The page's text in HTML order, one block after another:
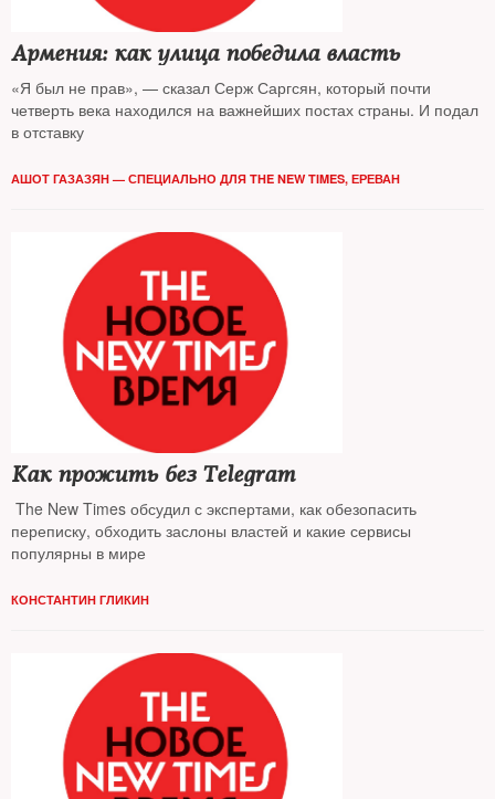
Армения: как улица победила власть
«Я был не прав», — сказал Серж Саргсян, который почти
четверть века находился на важнейших постах страны. И подал
в отставку
АШОТ ГАЗАЗЯН — СПЕЦИАЛЬНО ДЛЯ THE NEW TIMES, ЕРЕВАН
Как прожить без Telegram
The New Times обсудил с экспертами, как обезопасить
переписку, обходить заслоны властей и какие сервисы
популярны в мире
КОНСТАНТИН ГЛИКИН